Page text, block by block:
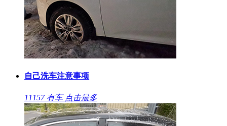
自己洗车注意事项
11157 有车 点击最多